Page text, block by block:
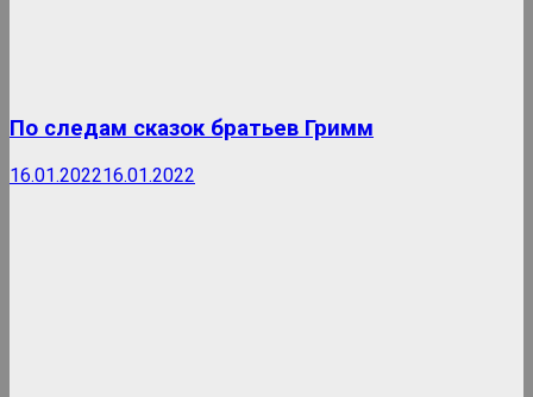
По следам сказок братьев Гримм
16.01.202216.01.2022